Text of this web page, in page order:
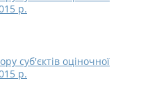
р.
суб'єктів оціночної
р.